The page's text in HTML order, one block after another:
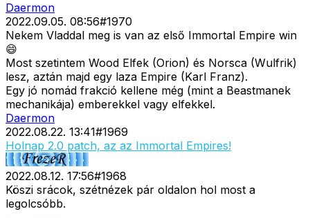
Daermon
2022.09.05. 08:56#1970
Nekem Vladdal meg is van az első Immortal Empire win
😄
Most szetintem Wood Elfek (Orion) és Norsca (Wulfrik)
lesz, aztán majd egy laza Empire (Karl Franz).
Egy jó nomád frakció kellene még (mint a Beastmanek
mechanikája) emberekkel vagy elfekkel.
Daermon
2022.08.22. 13:41#1969
Holnap 2.0 patch, az az Immortal Empires!
2022.08.12. 17:56#1968
Köszi srácok, szétnézek pár oldalon hol most a
legolcsóbb.